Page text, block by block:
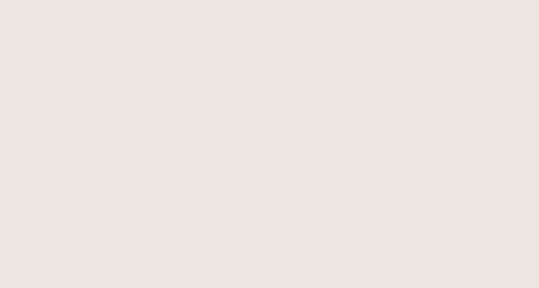
BRILJANT IDÉ - MIN